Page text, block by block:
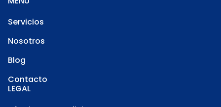
Servicios
Nosotros
Blog
Contacto
LEGAL